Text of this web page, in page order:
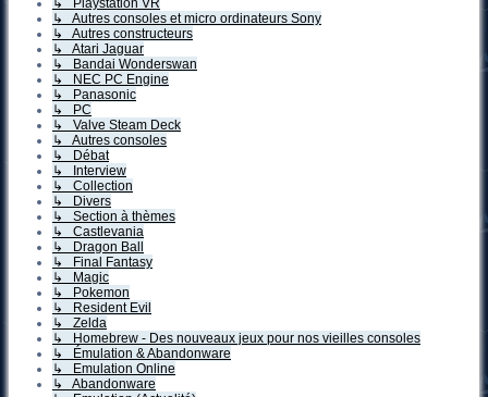
↳ Playstation VR
↳ Autres consoles et micro ordinateurs Sony
↳ Autres constructeurs
↳ Atari Jaguar
↳ Bandai Wonderswan
↳ NEC PC Engine
↳ Panasonic
↳ PC
↳ Valve Steam Deck
↳ Autres consoles
↳ Débat
↳ Interview
↳ Collection
↳ Divers
↳ Section à thèmes
↳ Castlevania
↳ Dragon Ball
↳ Final Fantasy
↳ Magic
↳ Pokemon
↳ Resident Evil
↳ Zelda
↳ Homebrew - Des nouveaux jeux pour nos vieilles consoles
↳ Émulation & Abandonware
↳ Emulation Online
↳ Abandonware